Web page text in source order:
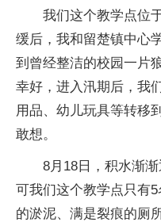
我们这个教学点位
缓后，我和留楚镇中心
到曾经整洁的校园一片
幸好，进入汛期后，我
用品、幼儿玩具等转移
敢想。
8月18日，积水渐
可我们这个教学点只有
的淤泥、满是裂痕的厕